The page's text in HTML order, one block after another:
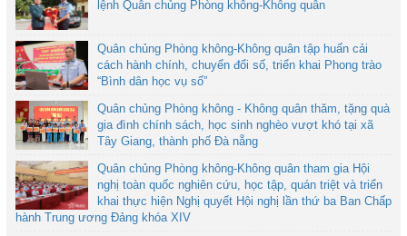
lệnh Quân chủng Phòng không-Không quân
Quân chủng Phòng không-Không quân tập huấn cải
cách hành chính, chuyển đổi số, triển khai Phong trào
“Bình dân học vụ số”
Quân chủng Phòng không - Không quân thăm, tặng quà
gia đình chính sách, học sinh nghèo vượt khó tại xã
Tây Giang, thành phố Đà nẵng
Quân chủng Phòng không-Không quân tham gia Hội
nghị toàn quốc nghiên cứu, học tập, quán triệt và triển
khai thực hiện Nghị quyết Hội nghị lần thứ ba Ban Chấp
hành Trung ương Đảng khóa XIV